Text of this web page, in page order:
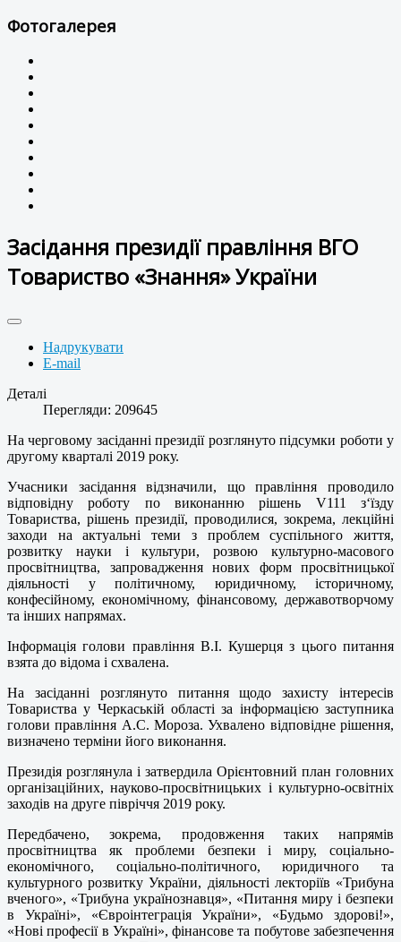
Фотогалерея
Засідання президії правління ВГО
Товариство «Знання» України
Надрукувати
E-mail
Деталі
Перегляди: 209645
На черговому засіданні президії розглянуто підсумки роботи у
другому кварталі 2019 року.
Учасники засідання відзначили, що правління проводило
відповідну роботу по виконанню рішень V111 з‘їзду
Товариства, рішень президії, проводилися, зокрема, лекційні
заходи на актуальні теми з проблем суспільного життя,
розвитку науки і культури, розвою культурно-масового
просвітництва, запровадження нових форм просвітницької
діяльності у політичному, юридичному, історичному,
конфесійному, економічному, фінансовому, державотворчому
та інших напрямах.
Інформація голови правління В.І. Кушерця з цього питання
взята до відома і схвалена.
На засіданні розглянуто питання щодо захисту інтересів
Товариства у Черкаській області за інформацією заступника
голови правління А.С. Мороза. Ухвалено відповідне рішення,
визначено терміни його виконання.
Президія розглянула і затвердила Орієнтовний план головних
організаційних, науково-просвітницьких і культурно-освітніх
заходів на друге півріччя 2019 року.
Передбачено, зокрема, продовження таких напрямів
просвітництва як проблеми безпеки і миру, соціально-
економічного, соціально-політичного, юридичного та
культурного розвитку України, діяльності лекторіїв «Трибуна
вченого», «Трибуна українознавця», «Питання миру і безпеки
в Україні», «Євроінтеграція України», «Будьмо здорові!»,
«Нові професії в Україні», фінансове та побутове забезпечення